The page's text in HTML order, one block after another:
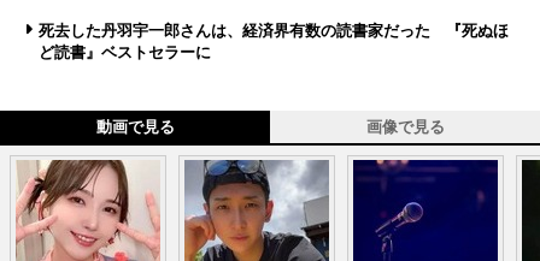
死去した丹羽宇一郎さんは、経済界有数の読書家だった 『死ぬほ
ど読書』ベストセラーに
動画で見る 画像で見る